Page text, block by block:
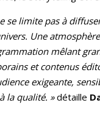
se limite pas à
Une
mêlant
et contenus
exigeante,
la qualité. »détaille